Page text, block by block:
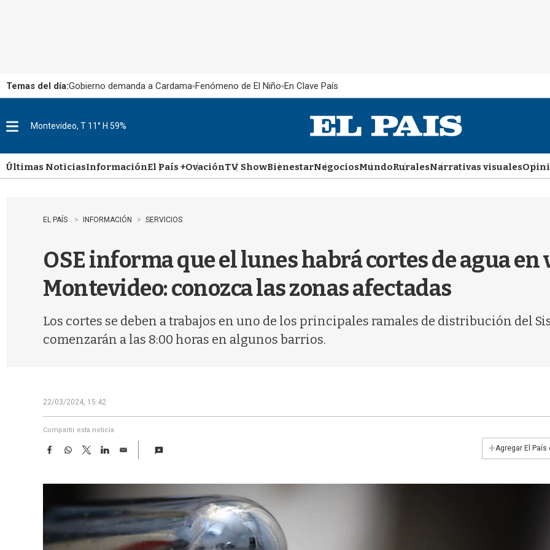
Temas del día:Gobierno demanda a Cardama Fenómeno de El Niño En Clave País
u
Montevideo, T 11° H 59%
Últimas NoticiasInformaciónEl País +OvaciónTV ShowBienestarNegociosMundoRuralesNarrativas visuales
EL PAÍS INFORMACIÓN SERVICIOS
OSE informa que el lunes habrá cortes de agua
Montevideo: conozca las zonas afectadas
Los cortes se deben a trabajos en uno de los principales ramales de distribución del
comenzarán a las 8:00 horas en algunos barrios.
22/03/2024, 15:42
Compartir esta noticia
F
e
o
k
W
t
A
p
p
T
w
t
e
r
L
k
d
I
n
E
i
+Agregar El País